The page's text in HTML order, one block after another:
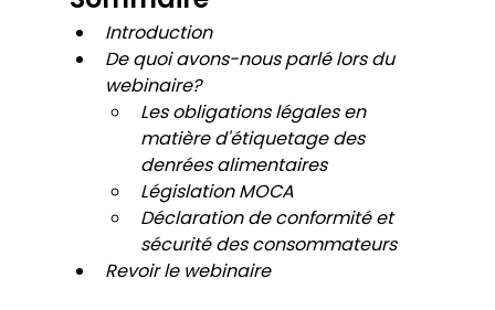
Introduction
De quoi avons-nous parlé lors du
webinaire?
Les obligations légales en
matière d'étiquetage des
denrées alimentaires
Législation MOCA
Déclaration de conformité et
sécurité des consommateurs
Revoir le webinaire